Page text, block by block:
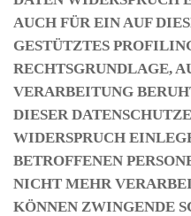
AUCH FÜR EIN AUF
GESTÜTZTES
RECHTSGRUNDLAGE,
VERARBEITUNG
DIESER
WIDERSPRUCH
BETROFFENEN
NICHT MEHR
KÖNNEN ZWINGENDE